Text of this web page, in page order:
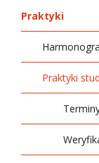
Praktyki
Praktyki